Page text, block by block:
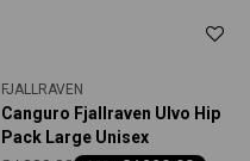
FJALLRAVEN
Canguro Fjallraven Ulvo Hip
Pack Large Unisex